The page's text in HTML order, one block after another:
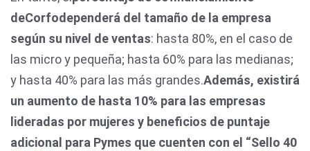
deCorfodependerá del tamaño de la empresa
según su nivel de ventas: hasta 80%, en el caso de
las micro y pequeña; hasta 60% para las medianas;
y hasta 40% para las más grandes.Además, existirá
un aumento de hasta 10% para las empresas
lideradas por mujeres y beneficios de puntaje
adicional para Pymes que cuenten con el “Sello 40